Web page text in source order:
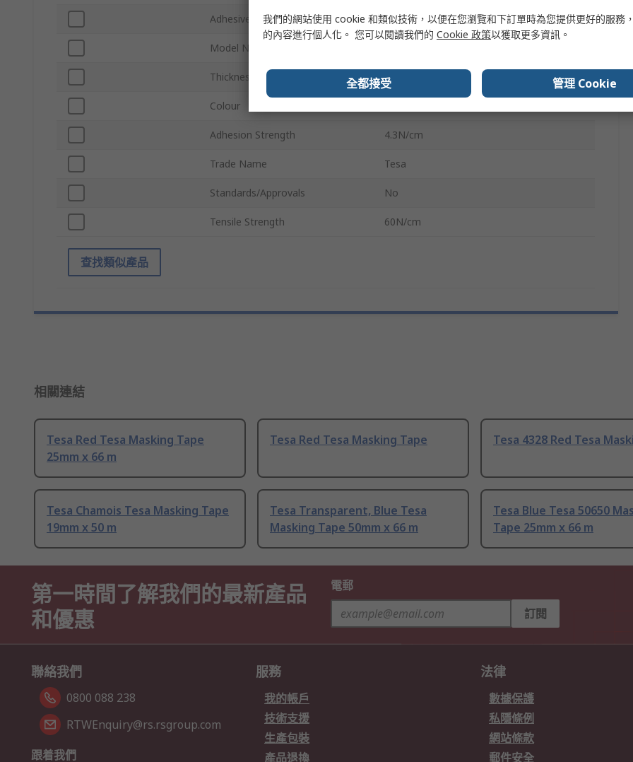
Adhesive Material Silicone
Model Number
Thickness 125μm
Colour
Adhesion Strength 4.3N/cm
Trade Name Tesa
Standards/Approvals No
Tensile Strength 60N/cm
查找類似產品
相關連結
Tesa Red Tesa Masking Tape
25mm x 66 m
Tesa Red Tesa Masking Tape Tesa 4328 Red Tesa
Tesa Chamois Tesa Masking Tape
19mm x 50 m
Tesa Transparent, Blue Tesa
Masking Tape 50mm x 66 m
Tesa Blue Tesa 50650
Tape 25mm x 66 m
第一時間了解我們的最新產品
和優惠
電郵
訂閱
聯絡我們
0800 088 238
RTWEnquiry@rs.rsgroup.com
跟着我們
服務
我的帳戶
技術支援
生產包裝
產品退換
法律
數據保護
私隱條例
網站條款
郵件安全
我們的網站使用 cookie 和類似技術，以便在您瀏覽和下訂單時為您提供更好的服務
的內容進行個人化。 您可以閱讀我們的 Cookie 政策以獲取更多資訊。
全都接受 管理 Cookie